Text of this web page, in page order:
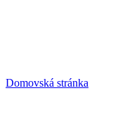
Domovská stránka